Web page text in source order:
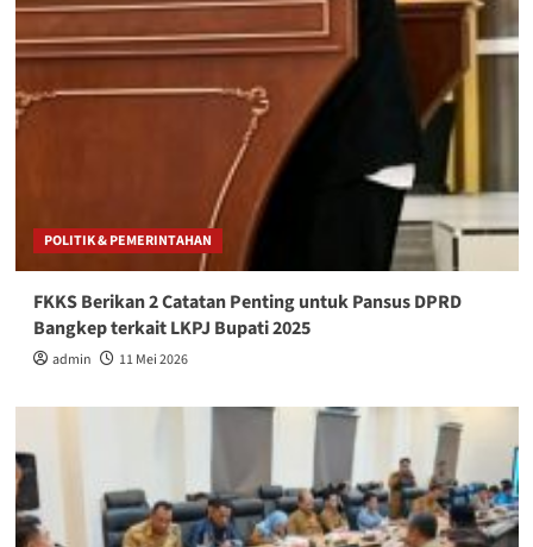
POLITIK & PEMERINTAHAN
FKKS Berikan 2 Catatan Penting untuk Pansus DPRD
Bangkep terkait LKPJ Bupati 2025
admin 11 Mei 2026